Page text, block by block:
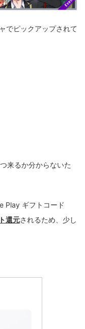
でピックアップされて
来るか分からないた
Play ギフトコード
還元されるため、少し